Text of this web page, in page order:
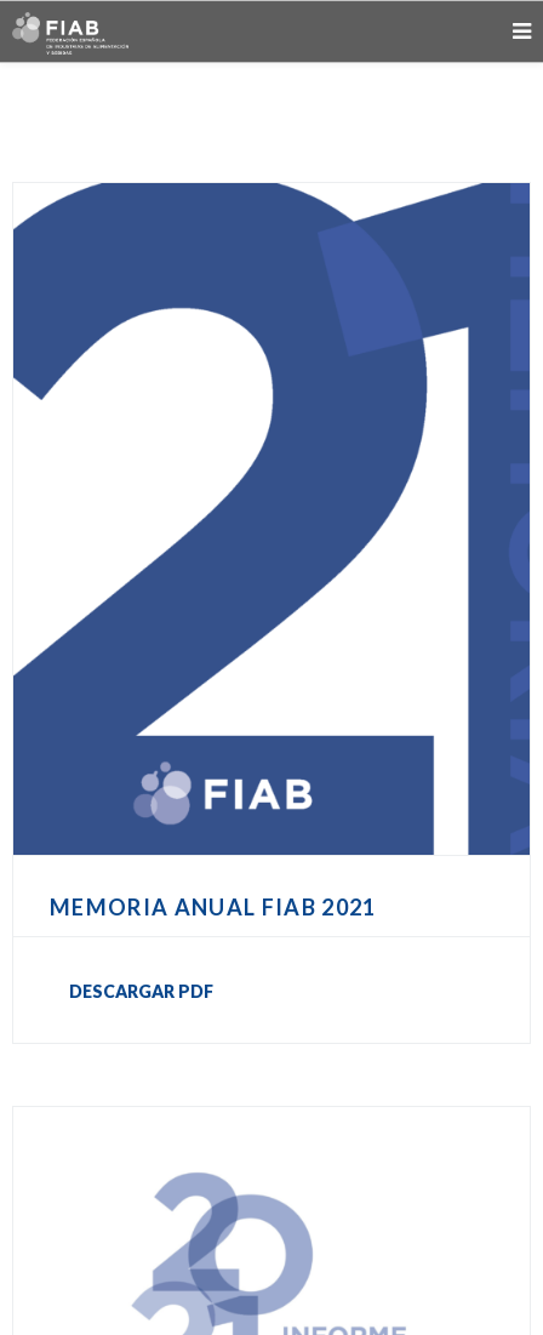
MEMORIA ANUAL FIAB 2021
DESCARGAR PDF